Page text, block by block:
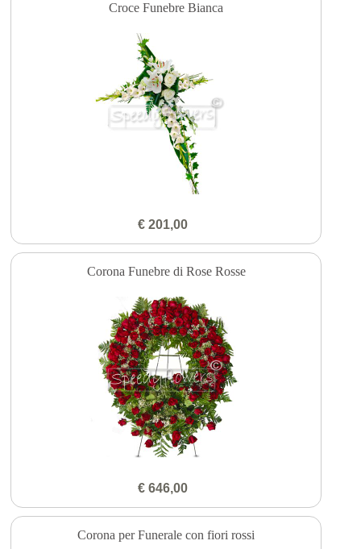
Croce Funebre Bianca
€ 201,00
Corona Funebre di Rose Rosse
€ 646,00
Corona per Funerale con fiori rossi